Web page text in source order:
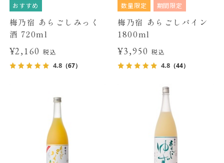
おすすめ
梅乃宿 あらごしみっく
酒 720ml
¥2,160税込
4.8（67）
数量限定 期間限定
梅乃宿 あらごしパイン
1800ml
¥3,950 税込
4.8 （44）